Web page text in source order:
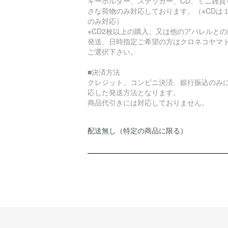
さな荷物のみ対応しております。（※CDは
のみ対応）
※CD2枚以上の購入、又は他のアパレルと
発送、日時指定ご希望の方はクロネコヤマ
ご選択下さい。
■決済方法
クレジット、コンビニ決済、銀行振込のみ
応した発送方法となります。
商品代引きには対応しておりません。
配送無し（特定の商品に限る）